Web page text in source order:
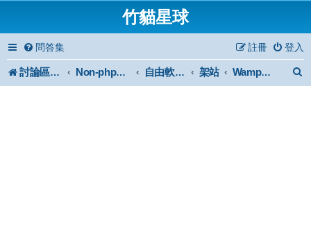
竹貓星球
問答集 登入
註冊
討論區首頁 Non-phpBB specific 自由軟體或免費軟體 架站 WampServer